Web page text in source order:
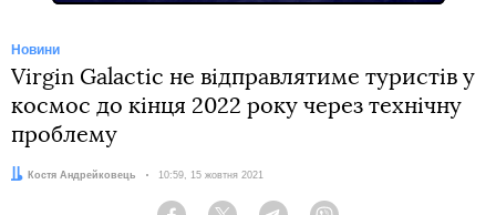
Новини
Virgin Galactic не відправлятиме туристів у
космос до кінця 2022 року через технічну
проблему
Автор:Костя Андрейковець Дата:
10:59, 15 жовтня 2021